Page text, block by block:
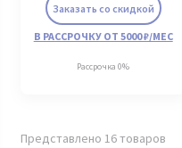
Заказать со скидкой
В РАССРОЧКУ ОТ 5000 ₽/МЕС
Рассрочка 0%
Представлено 16 товаров